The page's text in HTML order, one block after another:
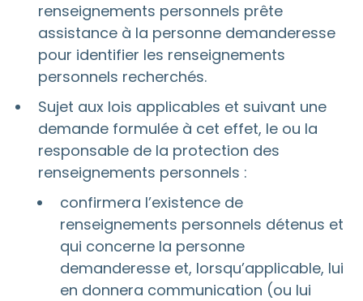
renseignements personnels prête
assistance à la personne demanderesse
pour identifier les renseignements
personnels recherchés.
Sujet aux lois applicables et suivant une
demande formulée à cet effet, le ou la
responsable de la protection des
renseignements personnels :
confirmera l’existence de
renseignements personnels détenus et
qui concerne la personne
demanderesse et, lorsqu’applicable, lui
en donnera communication (ou lui